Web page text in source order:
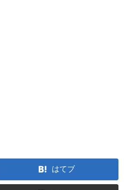
はてブ